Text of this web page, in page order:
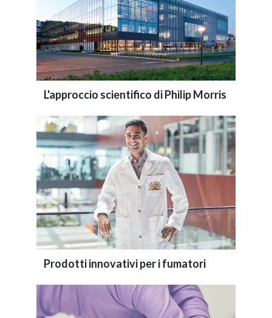
L'approccio scientifico di Philip Morris
Prodotti innovativi per i fumatori